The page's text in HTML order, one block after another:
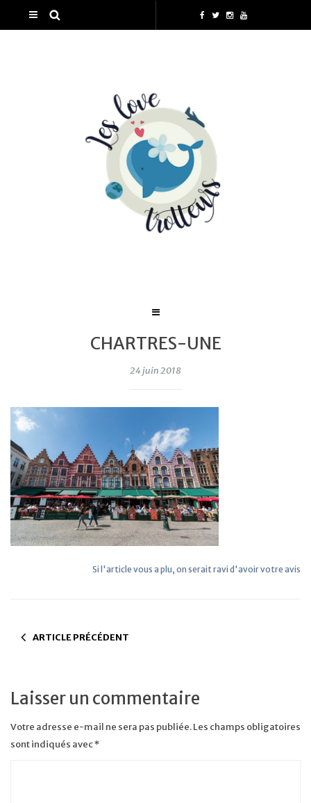
CHARTRES-UNE
24 juin 2018
Si l'article vous a plu, on serait ravi d'avoir votre avis
ARTICLE PRÉCÉDENT
Laisser un commentaire
Votre adresse e-mail ne sera pas publiée.Les champs obligatoires
sont indiqués avec*